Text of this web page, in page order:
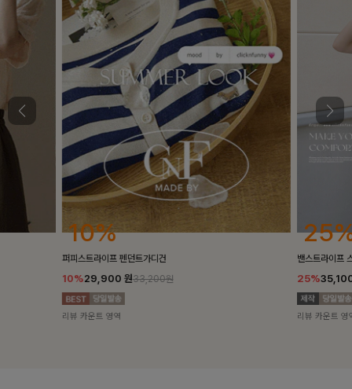
25%
밴스트라이프 스트링원피스
25%35,100 원46,800원
리뷰 카운트 영역
10%
[5천장돌파/
10%
리뷰 카운트 영